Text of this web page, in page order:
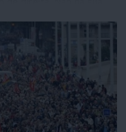
paralelo decidiu
do país para
Telesur, espaço de
na América Latina.
o assalto às
mas Washington não